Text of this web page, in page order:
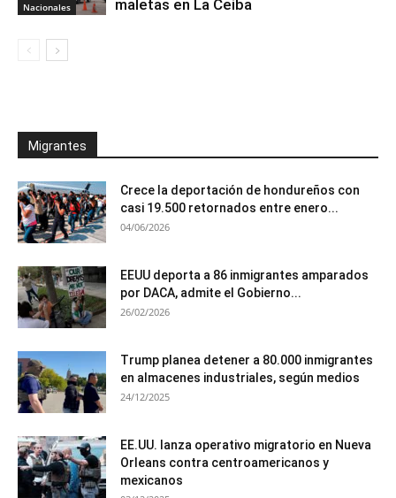
Nacionales maletas en La Ceiba
Migrantes
Crece la deportación de hondureños con
casi 19.500 retornados entre enero...
04/06/2026
EEUU deporta a 86 inmigrantes amparados
por DACA, admite el Gobierno...
26/02/2026
Trump planea detener a 80.000 inmigrantes
en almacenes industriales, según medios
24/12/2025
EE.UU. lanza operativo migratorio en Nueva
Orleans contra centroamericanos y
mexicanos